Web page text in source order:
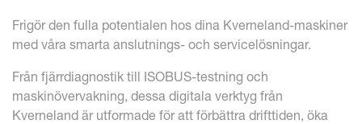
Frigör den fulla potentialen hos dina Kverneland-maskiner
med våra smarta anslutnings- och servicelösningar.
Från fjärrdiagnostik till ISOBUS-testning och
maskinövervakning, dessa digitala verktyg från
Kverneland är utformade för att förbättra drifttiden, öka